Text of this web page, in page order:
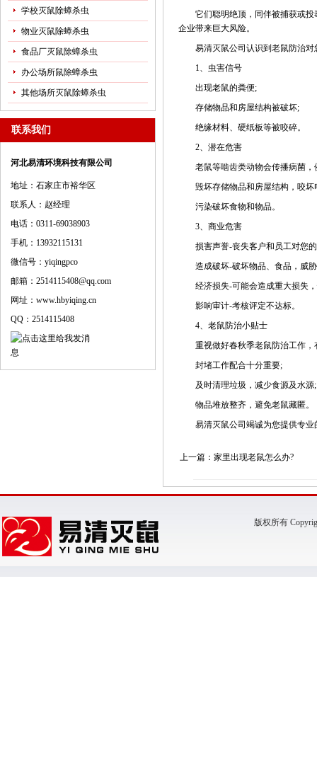
学校灭鼠除蟑杀虫
物业灭鼠除蟑杀虫
食品厂灭鼠除蟑杀虫
办公场所鼠除蟑杀虫
其他场所灭鼠除蟑杀虫
联系我们
河北易清环境科技有限公司
地址：石家庄市裕华区
联系人：赵经理
电话：0311-69038903
手机：13932115131
微信号：yiqingpco
邮箱：2514115408@qq.com
网址：www.hbyiqing.cn
QQ：2514115408
它们聪明绝顶，同伴被捕获或投
企业带来巨大风险。
易清灭鼠公司认识到老鼠防治对
1、虫害信号
出现老鼠的粪便;
存储物品和房屋结构被破坏;
绝缘材料、硬纸板等被咬碎。
2、潜在危害
老鼠等啮齿类动物会传播病菌，
毁坏存储物品和房屋结构，咬坏
污染破坏食物和物品。
3、商业危害
损害声誉-丧失客户和员工对您
造成破坏-破坏物品、食品，威胁
经济损失-可能会造成重大损失，
影响审计-考核评定不达标。
4、老鼠防治小贴士
重视做好春秋季老鼠防治工作，
封堵工作配合十分重要;
及时清理垃圾，减少食源及水源;
物品堆放整齐，避免老鼠藏匿。
易清灭鼠公司竭诚为您提供专业
上一篇：家里出现老鼠怎么办?
版权所有